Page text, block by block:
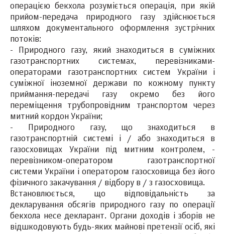
операцією бекхола розуміється операція, при якій
прийом-передача природного газу здійснюється
шляхом документального оформлення зустрічних
потоків:
- Природного газу, який знаходиться в суміжних
газотранспортних системах, перевізниками-
операторами газотранспортних систем України і
суміжної іноземної держави по кожному пункту
приймання-передачі газу окремо без його
переміщення трубопровідним транспортом через
митний кордон України;
- Природного газу, що знаходиться в
газотранспортній системі і / або знаходиться в
газосховищах України під митним контролем, -
перевізником-оператором газотранспортної
системи України і оператором газосховища без його
фізичного закачування / відбору в / з газосховища.
Встановлюється, що відповідальність за
декларування обсягів природного газу по операції
бекхола несе декларант. Органи доходів і зборів не
відшкодовують будь-яких майнові претензії осіб, які